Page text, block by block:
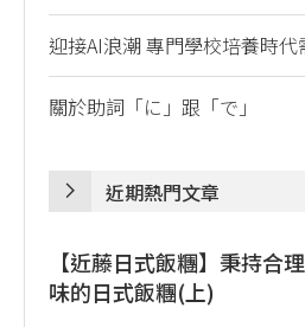
迎接AI浪潮 專門學校培養時
關於助詞「に」跟「で」
近期熱門文章
【近藤日式飯糰】秉持合
味的日式飯糰(上)